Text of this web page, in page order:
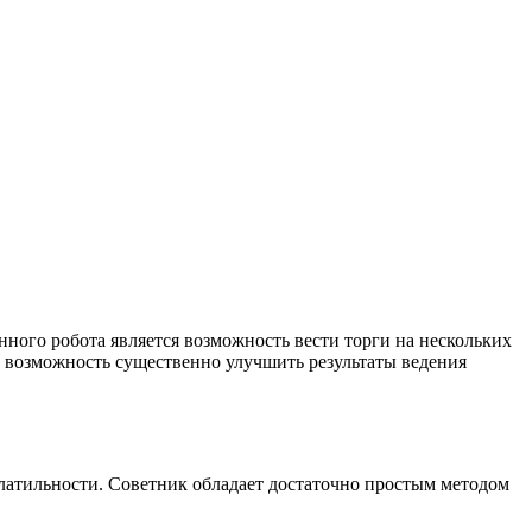
робота является возможность вести торги на нескольких
существенно улучшить результаты ведения
Советник обладает достаточно простым методом